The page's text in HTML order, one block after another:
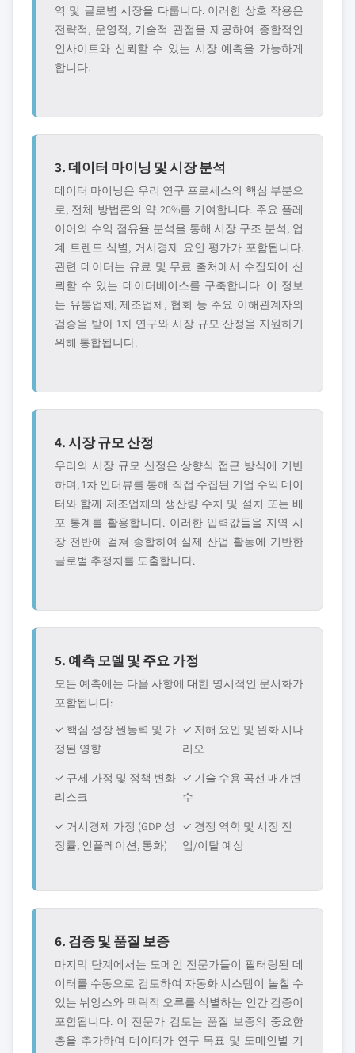
역 및 글로볌 시장을 다룹니다. 이러한 상호 작용은
전략적, 운영적, 기술적 관점을 제공하여 종합적인
인사이트와 신뢰할 수 있는 시장 예측을 가능하게
합니다.
3. 데이터 마이닝 및 시장 분석
데이터 마이닝은 우리 연구 프로세스의 핵심 부분으
로, 전체 방법론의 약 20%를 기여합니다. 주요 플레
이어의 수익 점유율 분석을 통해 시장 구조 분석, 업
계 트렌드 식별, 거시경제 요인 평가가 포함됩니다.
관련 데이터는 유료 및 무료 출처에서 수집되어 신
뢰할 수 있는 데이터베이스를 구축합니다. 이 정보
는 유통업체, 제조업체, 협회 등 주요 이해관계자의
검증을 받아 1차 연구와 시장 규모 산정을 지원하기
위해 통합됩니다.
4. 시장 규모 산정
우리의 시장 규모 산정은 상향식 접근 방식에 기반
하며, 1차 인터뷰를 통해 직접 수집된 기업 수익 데이
터와 함께 제조업체의 생산량 수치 및 설치 또는 배
포 통계를 활용합니다. 이러한 입력값들을 지역 시
장 전반에 걸쳐 종합하여 실제 산업 활동에 기반한
글로벌 추정치를 도출합니다.
5. 예측 모델 및 주요 가정
모든 예측에는 다음 사항에 대한 명시적인 문서화가
포함됩니다:
✓ 핵심 성장 원동력 및 가
정된 영향
✓ 저해 요인 및 완화 시나
리오
✓ 규제 가정 및 정책 변화
리스크
✓ 기술 수용 곡선 매개변
수
✓ 거시경제 가정 (GDP 성
장률, 인플레이션, 통화)
✓ 경쟁 역학 및 시장 진
입/이탈 예상
6. 검증 및 품질 보증
마지막 단계에서는 도메인 전문가들이 필터링된 데
이터를 수동으로 검토하여 자동화 시스템이 놀칠 수
있는 뉘앙스와 맥락적 오류를 식별하는 인간 검증이
포함됩니다. 이 전문가 검토는 품질 보증의 중요한
층을 추가하여 데이터가 연구 목표 및 도메인별 기